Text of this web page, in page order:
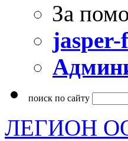
За
поиск по сайту
ЛЕГИОН